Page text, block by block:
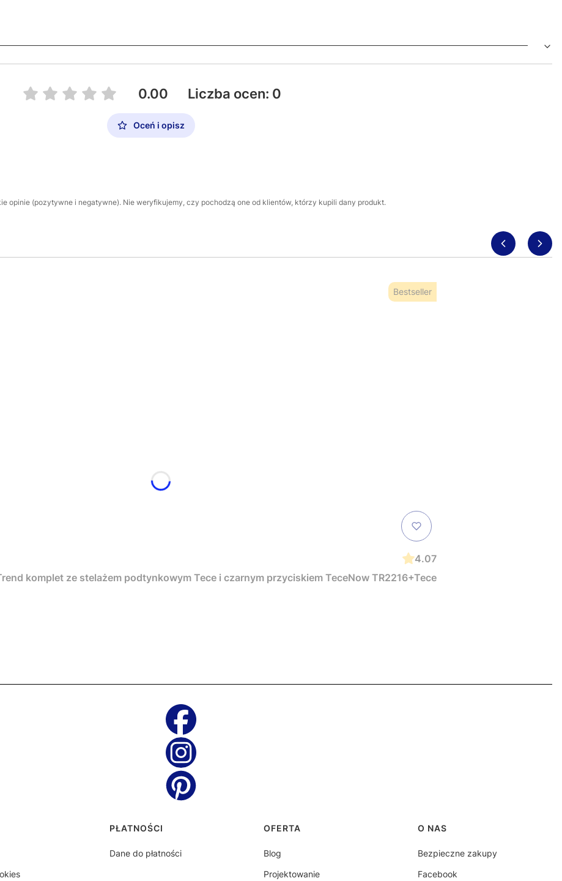
0.00 Liczba ocen: 0
Oceń i opisz
opinie (pozytywne i negatywne). Nie weryfikujemy, czy pochodzą one od klientów, którzy kupili dany produkt.
Bestseller
4.07
komplet ze stelażem podtynkowym Tece i czarnym przyciskiem TeceNow TR2216+Tece
PŁATNOŚCI
Dane do płatności
OFERTA
Blog
Projektowanie
O NAS
Bezpieczne zakupy
Facebook